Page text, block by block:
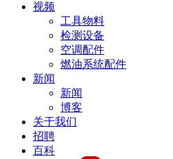
视频
工具物料
检测设备
空调配件
燃油系统配件
新闻
新闻
博客
关于我们
招聘
百科